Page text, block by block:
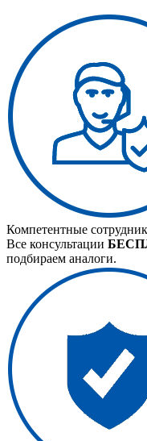
Компетентные
Все консультации
подбираем аналоги.